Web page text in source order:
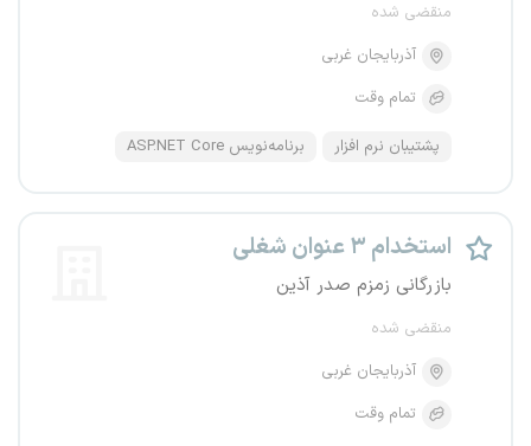
منقضی شده
آذربایجان غربی
تمام وقت
پشتیبان نرم افزار برنامه‌نویس ASP.NET Core
استخدام ۳ عنوان شغلی
بازرگانی زمزم صدر آذین
منقضی شده
آذربایجان غربی
تمام وقت